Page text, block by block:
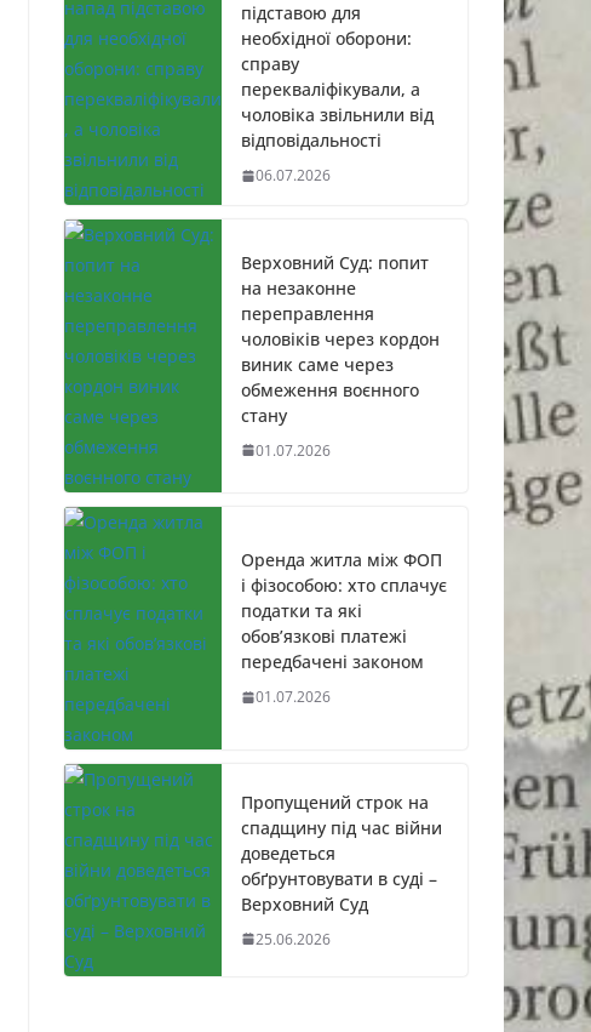
підставою для
необхідної оборони:
справу
перекваліфікували, а
чоловіка звільнили від
відповідальності
06.07.2026
Верховний Суд: попит
на незаконне
переправлення
чоловіків через кордон
виник саме через
обмеження воєнного
стану
01.07.2026
Оренда житла між ФОП
і фізособою: хто сплачує
податки та які
обов’язкові платежі
передбачені законом
01.07.2026
Пропущений строк на
спадщину під час війни
доведеться
обґрунтовувати в суді –
Верховний Суд
25.06.2026